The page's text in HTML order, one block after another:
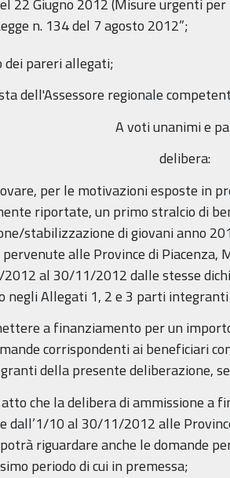
22 Giugno 2012 (Misure urgenti
n. 134 del 7 agosto 2012”;
dei pareri allegati;
dell'Assessore regionale
A voti unanimi e
delibera:
per le motivazioni esposte in
riportate, un primo stralcio di
stabilizzazione di giovani anno
alle Province di Piacenza,
al 30/11/2012 dalle stesse
negli Allegati 1, 2 e 3 parti
a finanziamento per un
corrispondenti ai beneficiari
della presente deliberazione,
che la delibera di ammissione a
dall’1/10 al 30/11/2012 alle
riguardare anche le domande
periodo di cui in premessa;